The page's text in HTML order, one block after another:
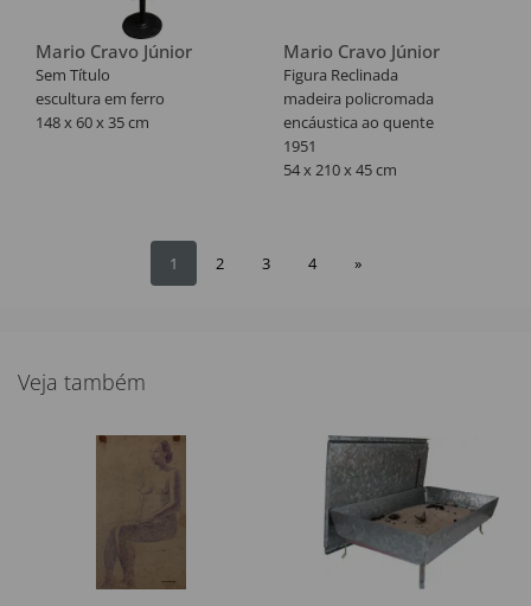
Mario Cravo Júnior
Sem Título
escultura em ferro
148 x 60 x 35 cm
Mario Cravo Júnior
Figura Reclinada
madeira policromada
encáustica ao quente
1951
54 x 210 x 45 cm
fotografias Mario Cravo
Bardi, Jorge Amado, Clarival
do Prado Valladares, José
Geraldo Vieira, Marc
Berkovitz, Will Grohmann,
Geraldo Ferraz, Rhada
Abramo, Antonio Celestino,
1 2 3 4 »
Veja também